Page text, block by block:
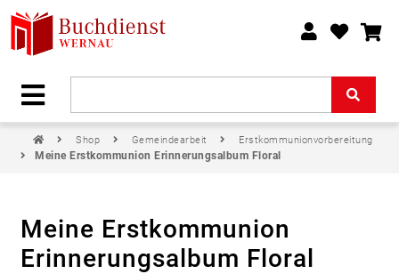
Shop Gemeindearbeit Erstkommunionvorbereitung
Meine Erstkommunion Erinnerungsalbum Floral
Meine Erstkommunion
Erinnerungsalbum Floral